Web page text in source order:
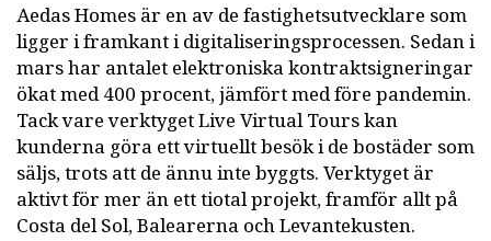
Aedas Homes är en av de fastighetsutvecklare som
ligger i framkant i digitaliseringsprocessen. Sedan i
mars har antalet elektroniska kontraktsigneringar
ökat med 400 procent, jämfört med före pandemin.
Tack vare verktyget Live Virtual Tours kan
kunderna göra ett virtuellt besök i de bostäder som
säljs, trots att de ännu inte byggts. Verktyget är
aktivt för mer än ett tiotal projekt, framför allt på
Costa del Sol, Balearerna och Levantekusten.